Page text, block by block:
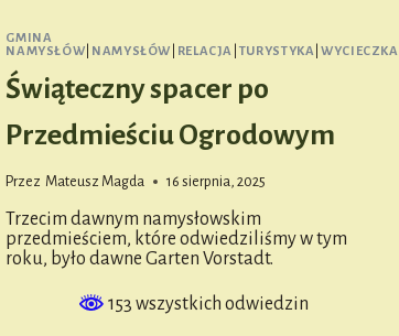
WYCIECZKA|WYDARZENIE
GMINA
NAMYSŁÓW
NAMYSŁÓW RELACJA TURYSTYKA |WYCIECZKA
Świąteczny spacer po
Przedmieściu Ogrodowym
Przez Mateusz Magda 16 sierpnia, 2025
Trzecim dawnym namysłowskim
przedmieściem, które odwiedziliśmy w tym
roku, było dawne Garten Vorstadt.
153 wszystkich odwiedzin